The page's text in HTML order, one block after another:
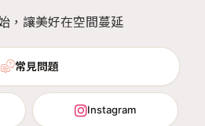
，讓美好在空間蔓延
常見問題
Instagram